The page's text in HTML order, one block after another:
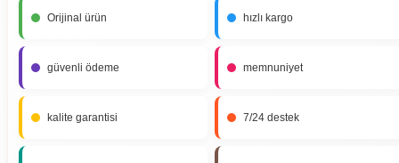
Orijinal ürün hızlı kargo
güvenli ödeme memnuniyet
kalite garantisi 7/24 destek